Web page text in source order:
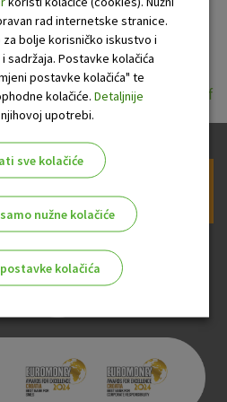
rad internetske stranice.
bolje korisničko iskustvo i
sadržaja. Postavke kolačića
postavke kolačića" te
kolačiće. Detaljnije
upotrebi.
sve kolačiće
nužne kolačiće
kolačića